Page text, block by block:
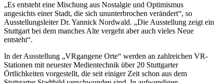
„Es entsteht eine Mischung aus Nostalgie und Optimismus
angesichts einer Stadt, die sich ununterbrochen verändert“, so
Ausstellungsleiter Dr. Yannick Nordwald. „Die Ausstellung zeigt ein
Stuttgart bei dem manches Alte vergeht aber auch vieles Neue
entsteht“.
In der Ausstellung „VRgangene Orte“ werden an zahlreichen VR-
Stationen mit neuester Medientechnik über 20 Stuttgarter
Örtlichkeiten vorgestellt, die seit einiger Zeit schon aus dem